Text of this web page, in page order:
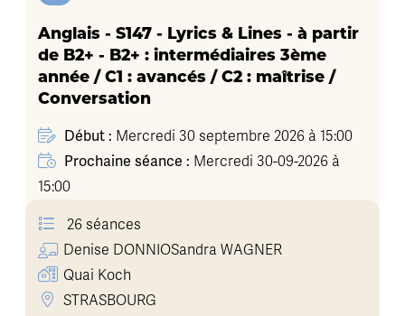
Anglais - S147 - Lyrics & Lines - à partir
de B2+ - B2+ : intermédiaires 3ème
année / C1 : avancés / C2 : maîtrise /
Conversation
Début : Mercredi 30 septembre 2026 à 15:00
Prochaine séance : Mercredi 30-09-2026 à
15:00
26 séances
Denise DONNIOSandra WAGNER
Quai Koch
STRASBOURG